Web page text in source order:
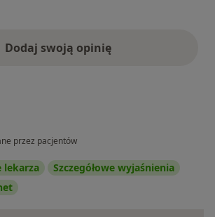
Dodaj swoją opinię
przez pacjentów
lekarza
Szczegółowe wyjaśnienia